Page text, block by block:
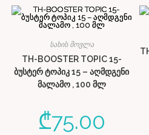
სახის მოვლა
TH-BOOSTER TOPIC 15-
ბუსტერ ტოპიკ 15 – აღმდგენი
მალამო , 100 მლ
₾75.00